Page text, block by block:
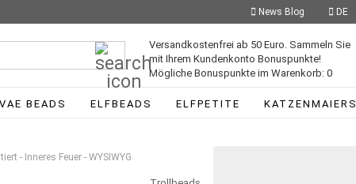
News Blog DE
Suche...Versandkostenfrei ab 50 Euro. Sammeln Sie
mit Ihrem Kundenkonto Bonuspunkte!
Mögliche Bonuspunkte im Warenkorb: 0
BEADS ELFBEADS ELFPETITE KATZENMAIERS
- Inneres Feuer - WYSIWYG